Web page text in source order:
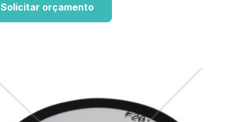
Solicitar orçamento